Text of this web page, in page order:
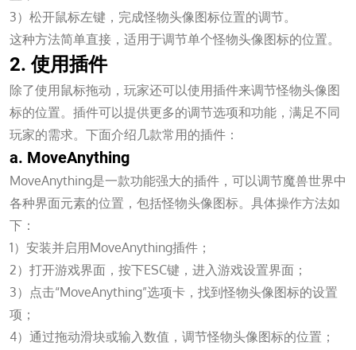
3）松开鼠标左键，完成怪物头像图标位置的调节。
这种方法简单直接，适用于调节单个怪物头像图标的位置。
2. 使用插件
除了使用鼠标拖动，玩家还可以使用插件来调节怪物头像图
标的位置。插件可以提供更多的调节选项和功能，满足不同
玩家的需求。下面介绍几款常用的插件：
a. MoveAnything
MoveAnything是一款功能强大的插件，可以调节魔兽世界中
各种界面元素的位置，包括怪物头像图标。具体操作方法如
下：
1）安装并启用MoveAnything插件；
2）打开游戏界面，按下ESC键，进入游戏设置界面；
3）点击“MoveAnything”选项卡，找到怪物头像图标的设置
项；
4）通过拖动滑块或输入数值，调节怪物头像图标的位置；